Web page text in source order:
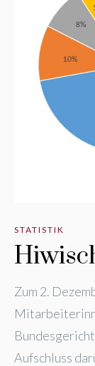
STATISTIK
Zum 2.
Aufschluss